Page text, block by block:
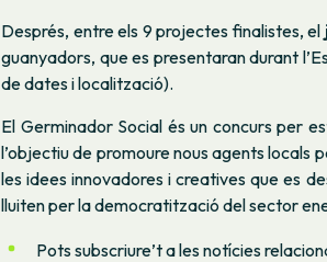
Després, entre els 9 projectes finalistes, el
guanyadors, que es presentaran durant
de dates i localització).
El Germinador Social és un concurs per
l’objectiu de promoure nous agents locals
les idees innovadores i creatives que es
lluiten per la democratització del sector
Pots subscriure’t a les notícies